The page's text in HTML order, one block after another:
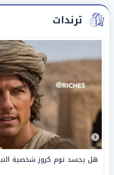
ترندات
هل يجسد توم كروز شخصية